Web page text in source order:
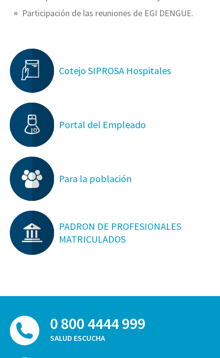
Participación de las reuniones de EGI DENGUE.
Cotejo SIPROSA Hospitales
Portal del Empleado
Para la población
PADRON DE PROFESIONALES
MATRICULADOS
0 800 4444 999
SALUD ESCUCHA